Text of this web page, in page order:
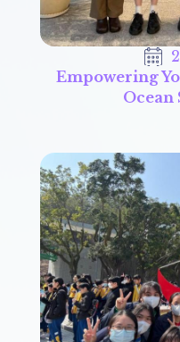
Empowering
Ocean